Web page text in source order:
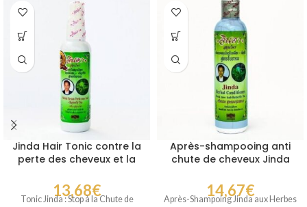
Jinda Hair Tonic contre la
perte des cheveux et la
13,68€
Tonic Jinda : Stop à la Chute de
Après-shampooing anti
chute de cheveux Jinda
14,67€
Après-Shampoing Jinda aux Herbes